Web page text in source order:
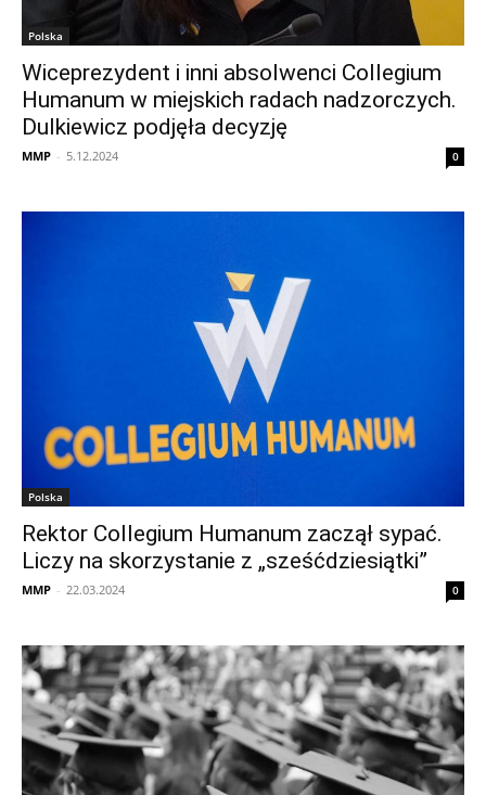
Polska
Wiceprezydent i inni absolwenci Collegium
Humanum w miejskich radach nadzorczych.
Dulkiewicz podjęła decyzję
MMP - 5.12.2024 0
Polska
Rektor Collegium Humanum zaczął sypać.
Liczy na skorzystanie z „sześćdziesiątki”
MMP - 22.03.2024 0